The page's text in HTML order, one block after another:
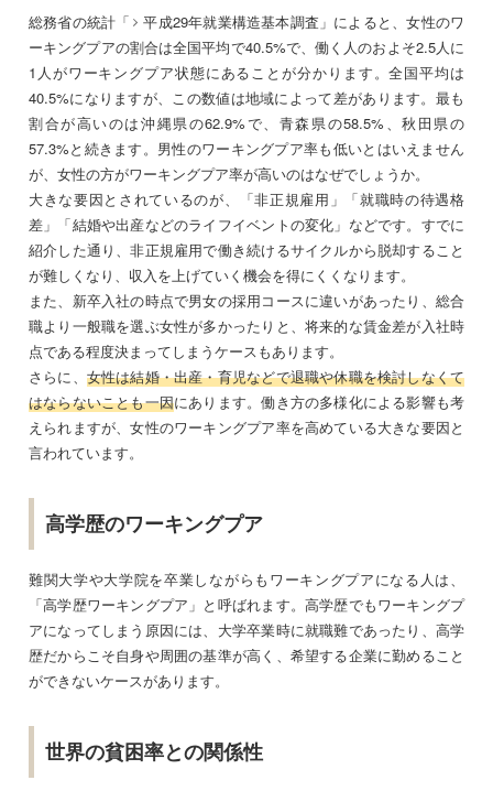
総務省の統計「 平成29年就業構造基本調査 」によると、女性のワ
ーキングプアの割合は全国平均で40.5%で、働く人のおよそ2.5人に
1人がワーキングプア状態にあることが分かります。全国平均は
40.5%になりますが、この数値は地域によって差があります。最も
割合が高いのは沖縄県の62.9%で、青森県の58.5%、秋田県の
57.3%と続きます。男性のワーキングプア率も低いとはいえません
が、女性の方がワーキングプア率が高いのはなぜでしょうか。
大きな要因とされているのが、「非正規雇用」「就職時の待遇格
差」「結婚や出産などのライフイベントの変化」などです。すでに
紹介した通り、非正規雇用で働き続けるサイクルから脱却すること
が難しくなり、収入を上げていく機会を得にくくなります。
また、新卒入社の時点で男女の採用コースに違いがあったり、総合
職より一般職を選ぶ女性が多かったりと、将来的な賃金差が入社時
点である程度決まってしまうケースもあります。
さらに、 女性は結婚・出産・育児などで退職や休職を検討しなくて
はならないことも一因にあります。働き方の多様化による影響も考
えられますが、女性のワーキングプア率を高めている大きな要因と
言われています。
高学歴のワーキングプア
難関大学や大学院を卒業しながらもワーキングプアになる人は、
「高学歴ワーキングプア」と呼ばれます。高学歴でもワーキングプ
アになってしまう原因には、大学卒業時に就職難であったり、高学
歴だからこそ自身や周囲の基準が高く、希望する企業に勤めること
ができないケースがあります。
世界の貧困率との関係性